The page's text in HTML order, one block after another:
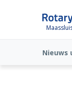
Nieuws